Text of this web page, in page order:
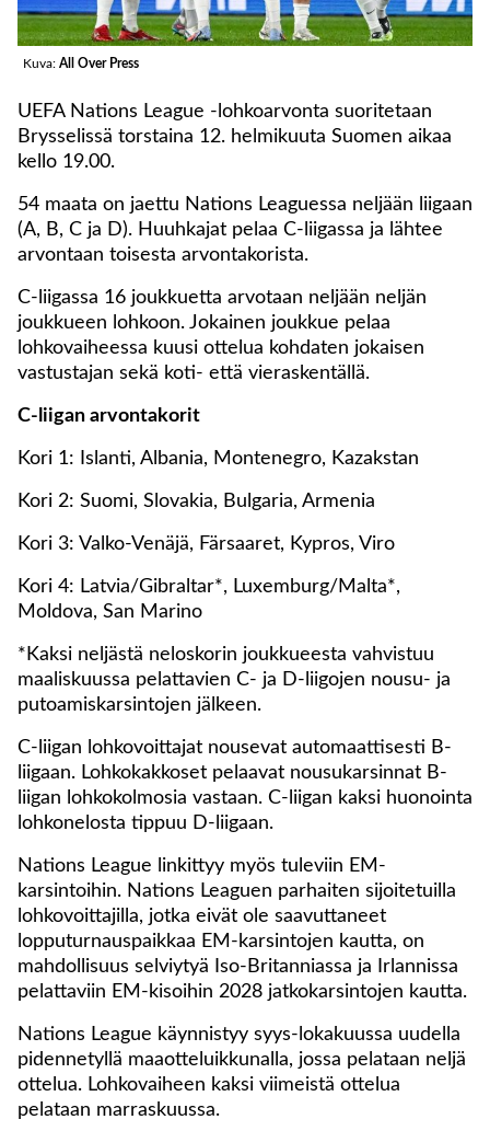
Kuva: All Over Press
UEFA Nations League -lohkoarvonta suoritetaan
Brysselissä torstaina 12. helmikuuta Suomen aikaa
kello 19.00.
54 maata on jaettu Nations Leaguessa neljään liigaan
(A, B, C ja D). Huuhkajat pelaa C-liigassa ja lähtee
arvontaan toisesta arvontakorista.
C-liigassa 16 joukkuetta arvotaan neljään neljän
joukkueen lohkoon. Jokainen joukkue pelaa
lohkovaiheessa kuusi ottelua kohdaten jokaisen
vastustajan sekä koti- että vieraskentällä.
C-liigan arvontakorit
Kori 1: Islanti, Albania, Montenegro, Kazakstan
Kori 2: Suomi, Slovakia, Bulgaria, Armenia
Kori 3: Valko-Venäjä, Färsaaret, Kypros, Viro
Kori 4: Latvia/Gibraltar*, Luxemburg/Malta*,
Moldova, San Marino
*Kaksi neljästä neloskorin joukkueesta vahvistuu
maaliskuussa pelattavien C- ja D-liigojen nousu- ja
putoamiskarsintojen jälkeen.
C-liigan lohkovoittajat nousevat automaattisesti B-
liigaan. Lohkokakkoset pelaavat nousukarsinnat B-
liigan lohkokolmosia vastaan. C-liigan kaksi huonointa
lohkonelosta tippuu D-liigaan.
Nations League linkittyy myös tuleviin EM-
karsintoihin. Nations Leaguen parhaiten sijoitetuilla
lohkovoittajilla, jotka eivät ole saavuttaneet
lopputurnauspaikkaa EM-karsintojen kautta, on
mahdollisuus selviytyä Iso-Britanniassa ja Irlannissa
pelattaviin EM-kisoihin 2028 jatkokarsintojen kautta.
Nations League käynnistyy syys-lokakuussa uudella
pidennetyllä maaotteluikkunalla, jossa pelataan neljä
ottelua. Lohkovaiheen kaksi viimeistä ottelua
pelataan marraskuussa.